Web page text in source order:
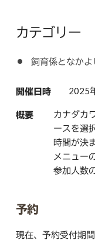
カテゴリー
飼育係となかよ
開催日時 2025
概要
カナダカ
ースを選
時間が決
メニュー
参加人数
予約
現在、予約受付期